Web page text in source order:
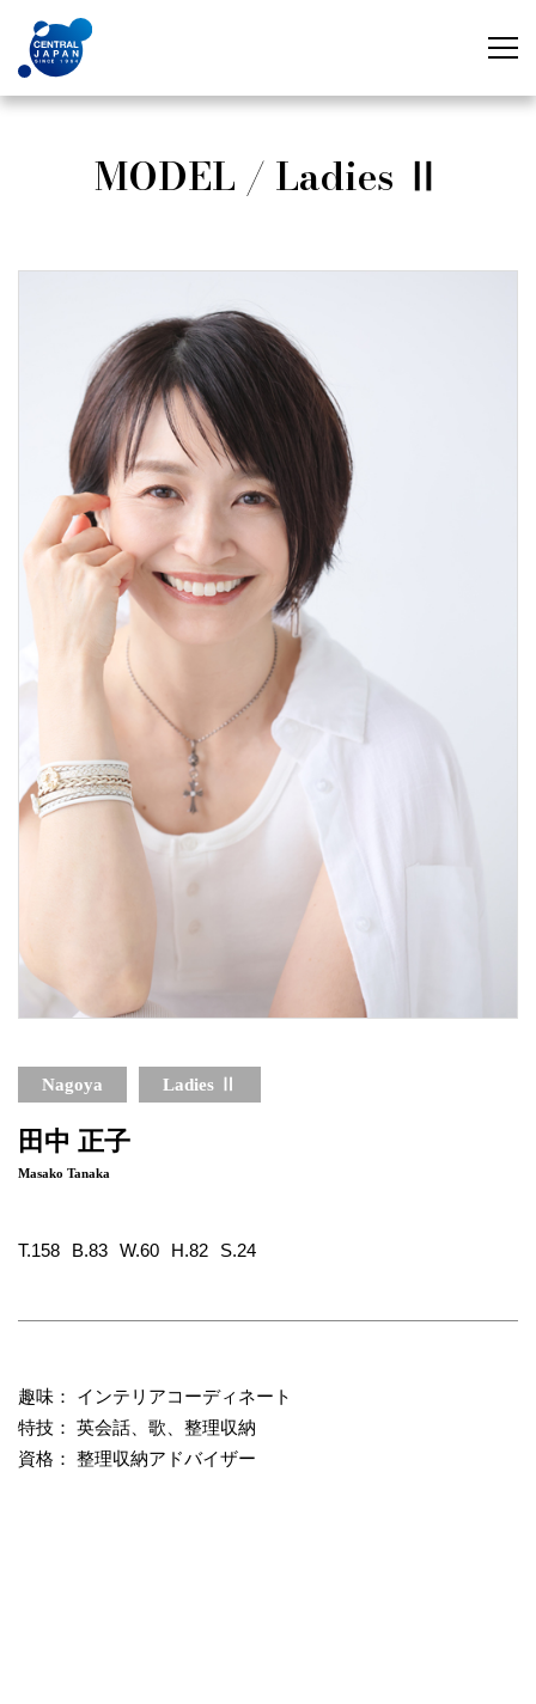
MODEL / Ladies Ⅱ
Nagoya Ladies Ⅱ
田中 正子
Masako Tanaka
T.158 B.83 W.60 H.82 S.24
趣味： インテリアコーディネート
特技： 英会話、歌、整理収納
資格： 整理収納アドバイザー